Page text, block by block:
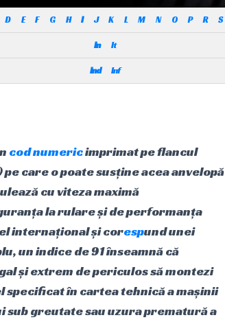
D E F G H I J K L M N O P R S
In It
Ind Inf
cod numericimprimat pe flancul
care o poate susține acea anvelopă
cu viteza maximă
la rulare și de performanța
internațional și corespund unei
un indice de 91 înseamnă că
și extrem de periculos să montezi
specificat în cartea tehnică a mașinii
sub greutate sau uzura prematură a